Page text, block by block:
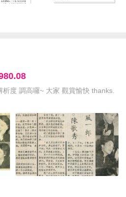
度 調高囉~ 大家 觀賞愉快 thanks.